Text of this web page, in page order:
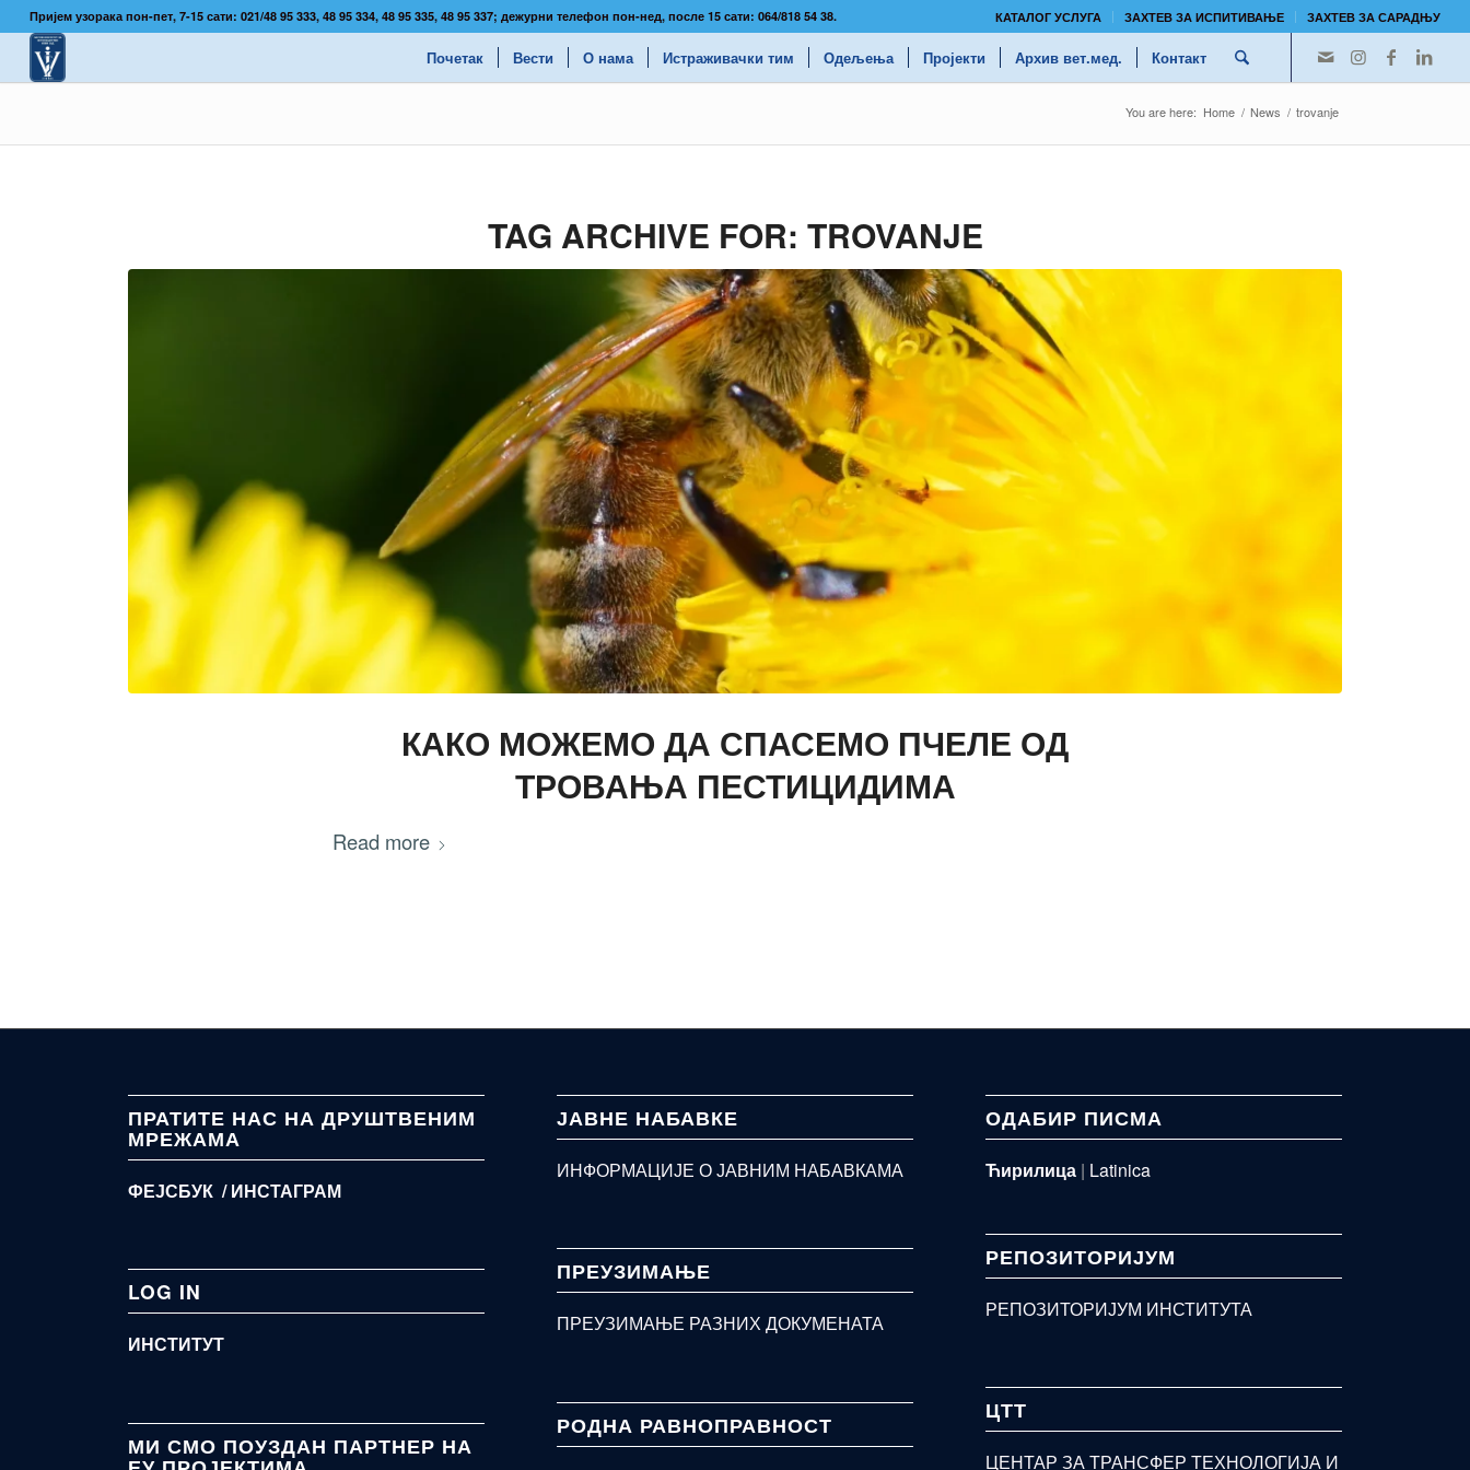
КАТАЛОГ УСЛУГА ЗАХТЕВ ЗА ИСПИТИВАЊЕ ЗАХТЕВ ЗА САРАДЊУ
Пријем узорака пон-пет, 7-15 сати: 021/48 95 333, 48 95 334, 48 95 335, 48 95 337; дежурни телефон пон-нед, после 15 сати: 064/818 54 38.
Почетак Вести О нама Истраживачки тим Одељења Пројекти Архив вет.мед. Контакт
You are here: Home / News / trovanje
TAG ARCHIVE FOR: TROVANJE
КАКО МОЖЕМО ДА СПАСЕМО ПЧЕЛЕ ОД
ТРОВАЊА ПЕСТИЦИДИМА
Read more
ПРАТИТЕ НАС НА ДРУШТВЕНИМ
МРЕЖАМА
ФЕЈСБУК /ИНСТАГРАМ
LOG IN
ИНСТИТУТ
МИ СМО ПОУЗДАН ПАРТНЕР НА
ЈАВНЕ НАБАВКЕ
ИНФОРМАЦИЈЕ О ЈАВНИМ НАБАВКАМА
ПРЕУЗИМАЊЕ
ПРЕУЗИМАЊЕ РАЗНИХ ДОКУМЕНАТА
РОДНА РАВНОПРАВНОСТ
ОДАБИР ПИСМА
Ћирилица | Latinica
РЕПОЗИТОРИЈУМ
РЕПОЗИТОРИЈУМ ИНСТИТУТА
ЦТТ
ЦЕНТАР ЗА ТРАНСФЕР ТЕХНОЛОГИЈА И